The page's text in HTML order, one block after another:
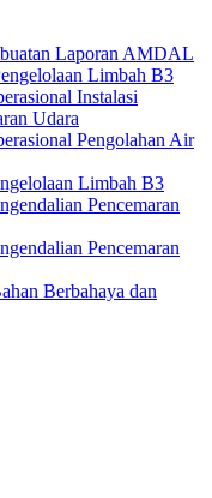
Laporan AMDAL
Limbah B3
Instalasi
Udara
Pengolahan Air
Limbah B3
Pencemaran
Pencemaran
Berbahaya dan